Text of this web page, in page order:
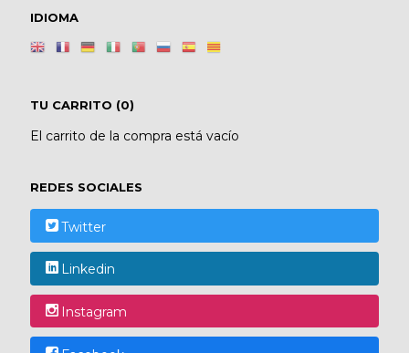
IDIOMA
TU CARRITO (0)
El carrito de la compra está vacío
REDES SOCIALES
Twitter
Linkedin
Instagram